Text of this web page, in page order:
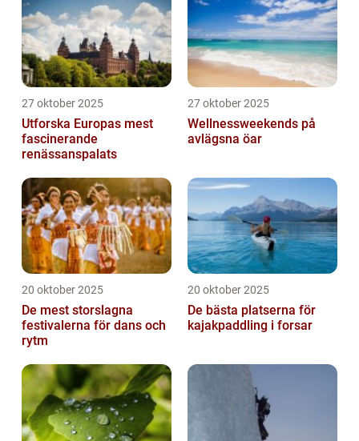
27 oktober 2025
Utforska Europas mest
fascinerande
renässanspalats
27 oktober 2025
Wellnessweekends på
avlägsna öar
20 oktober 2025
De mest storslagna
festivalerna för dans och
rytm
20 oktober 2025
De bästa platserna för
kajakpaddling i forsar